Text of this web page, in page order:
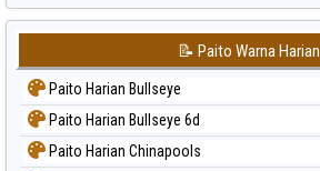
📝 Paito Warna Harian
Paito Harian Bullseye
Paito Harian Bullseye 6d
Paito Harian Chinapools